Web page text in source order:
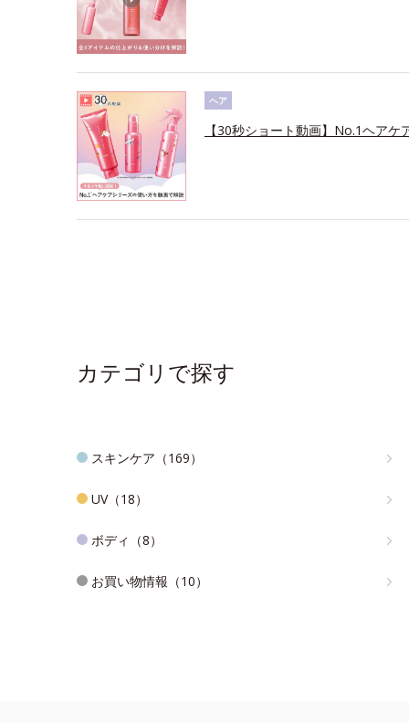
ヘア
【30秒ショート動画】No.1ヘア
カテゴリで探す
スキンケア（169）
UV（18）
ボディ（8）
お買い物情報（10）